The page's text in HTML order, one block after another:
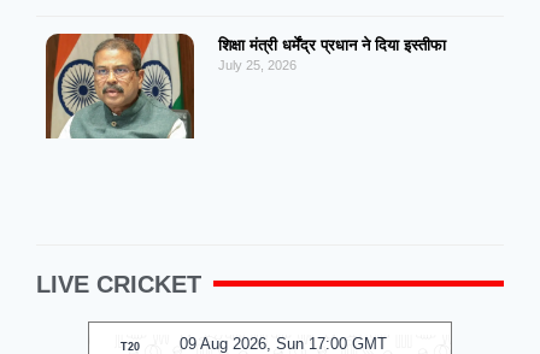
शिक्षा मंत्री धर्मेंद्र प्रधान ने दिया इस्तीफा
July 25, 2026
LIVE CRICKET
09 Aug 2026, Sun 17:00 GMT
T20